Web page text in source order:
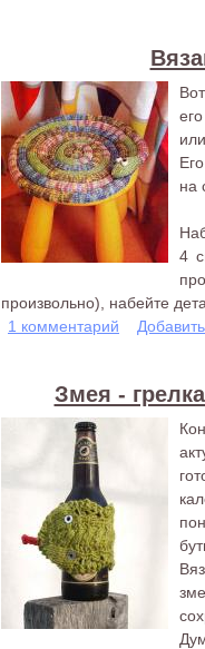
на
4
произвольно), набейте
1 комментарий
Змея -